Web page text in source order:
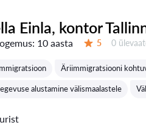
Einla, kontor
10 aasta 5 0
Äriimmigratsiooni
alustamine välismaalastele